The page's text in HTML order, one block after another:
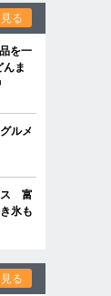
る
を一
ま
ルメ
ス 富
氷も
る